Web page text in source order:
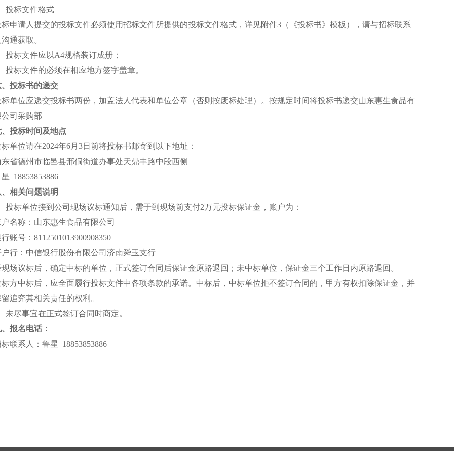
投标文件格式
标申请人提交的投标文件必须使用招标文件所提供的投标文件格式，详见附件3（《投标书》模板），请与招标联系
通获取。
投标文件应以A4规格装订成册；
投标文件的必须在相应地方签字盖章。
、投标书的递交
标单位应递交投标书两份，加盖法人代表和单位公章（否则按废标处理）。按规定时间将投标书递交山东惠生食品有
公司采购部
、投标时间及地点
单位请在2024年6月3日前将投标书邮寄到以下地址：
东省德州市临邑县邢侗街道办事处天鼎丰路中段西侧
18853853886
相关问题说明
投标单位接到公司现场议标通知后，需于到现场前支付2万元投标保证金，账户为：
名称：山东惠生食品有限公司
账号：8112501013900908350
户行：中信银行股份有限公司济南舜玉支行
现场议标后，确定中标的单位，正式签订合同后保证金原路退回；未中标单位，保证金三个工作日内原路退回。
标方中标后，应全面履行投标文件中各项条款的承诺。中标后，中标单位拒不签订合同的，甲方有权扣除保证金，并
追究其相关责任的权利。
未尽事宜在正式签订合同时商定。
报名电话：
联系人：鲁星 18853853886